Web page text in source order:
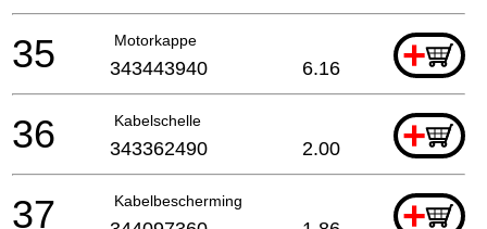
Motorkappe +
35 343443940 6.16
Kabelschelle +
36 343362490 2.00
Kabelbescherming +
37